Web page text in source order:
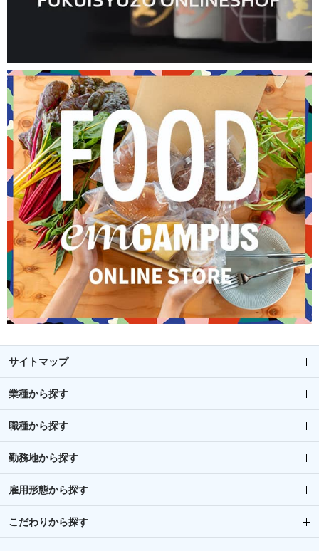
サイトマップ
業種から探す
職種から探す
勤務地から探す
雇用形態から探す
こだわりから探す